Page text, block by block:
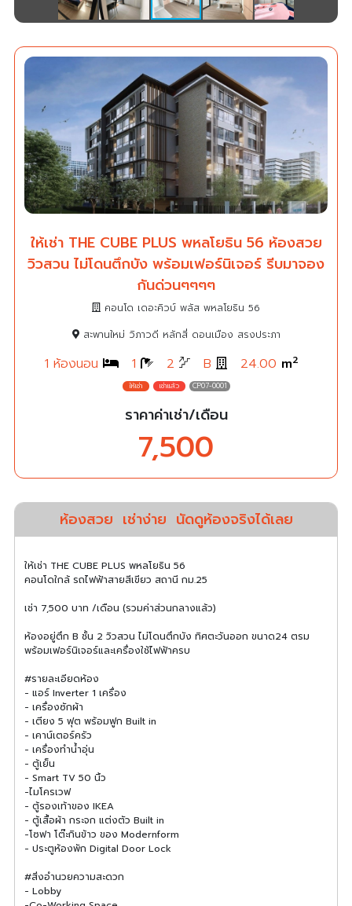
ให้เช่า THE CUBE PLUS พหลโยธิน 56 ห้องสวย
วิวสวน ไม่โดนตึกบัง พร้อมเฟอร์นิเจอร์ รีบมาจอง
กันด่วนๆๆๆๆ
คอนโด เดอะคิวบ์ พลัส พหลโยธิน 56
สะพานใหม่ วิภาวดี หลักสี่ ดอนเมือง สรงประภา
1 ห้องนอน 1 2 B 24.00 m2
CP07-0001
ราคาค่าเช่า/เดือน
7,500
ห้องสวย เช่าง่าย นัดดูห้องจริงได้เลย
ให้เช่า THE CUBE PLUS พหลโยธิน 56
คอนโดใกล้ รถไฟฟ้าสายสีเขียว สถานี กม.25
เช่า 7,500 บาท /เดือน (รวมค่าส่วนกลางแล้ว)
ห้องอยู่ตึก B ชั้น 2 วิวสวน ไม่โดนตึกบัง ทิศตะวันออก ขนาด24 ตรม
พร้อมเฟอร์นิเจอร์และเครื่องใช้ไฟฟ้าครบ
#รายละเอียดห้อง
- แอร์ Inverter 1 เครื่อง
- เครื่องซักผ้า
- เตียง 5 ฟุต พร้อมฟูก Built in
- เคาน์เตอร์ครัว
- เครื่องทำน้ำอุ่น
- ตู้เย็น
- Smart TV 50 นิ้ว
-ไมโครเวฟ
- ตู้รองเท้าของ IKEA
- ตู้เสื้อผ้า กระจก แต่งตัว Built in
-โซฟา โต๊ะกินข้าว ของ Modernform
- ประตูห้องพัก Digital Door Lock
#สิ่งอำนวยความสะดวก
- Lobby